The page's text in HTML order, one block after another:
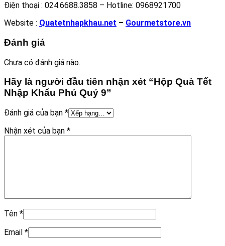
Điện thoại : 024.6688.3858 – Hotline: 0968921700
Website : Quatetnhapkhau.net – Gourmetstore.vn
Đánh giá
Chưa có đánh giá nào.
Hãy là người đầu tiên nhận xét “Hộp Quà Tết
Nhập Khẩu Phú Quý 9”
Đánh giá của bạn *
Nhận xét của bạn *
Tên *
Email *